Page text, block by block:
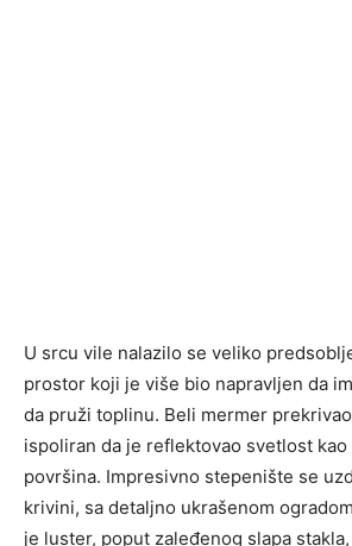
U srcu vile nalazilo se veliko
prostor koji je više bio napravljen da
da pruži toplinu. Beli mermer
ispoliran da je reflektovao svetlost
površina. Impresivno stepenište se
krivini, sa detaljno ukrašenom
je luster, poput zaleđenog slapa